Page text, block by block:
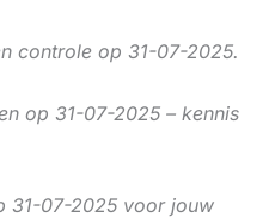
controle op 31-07-2025.
op 31-07-2025 – kennis
31-07-2025 voor jouw